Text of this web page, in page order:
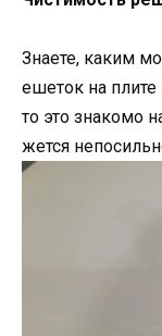
Знаете, каким
ешеток на
то это знакомо
жется